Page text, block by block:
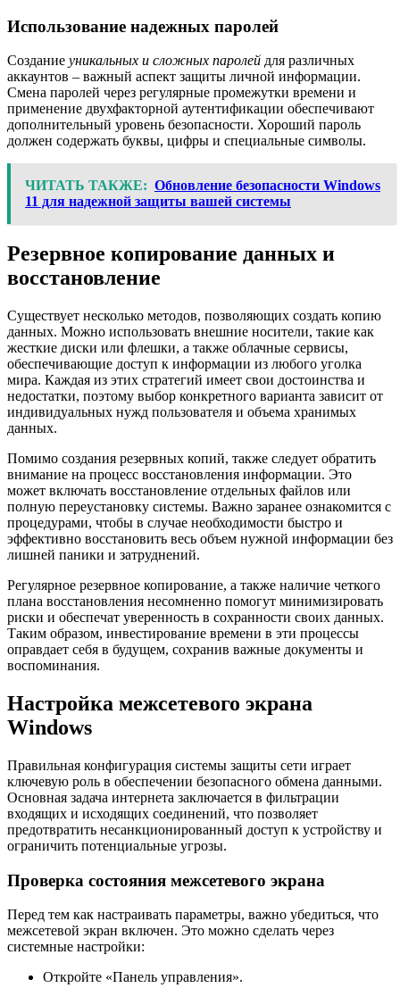
Использование надежных паролей
Создание уникальных и сложных паролей для различных
аккаунтов – важный аспект защиты личной информации.
Смена паролей через регулярные промежутки времени и
применение двухфакторной аутентификации обеспечивают
дополнительный уровень безопасности. Хороший пароль
должен содержать буквы, цифры и специальные символы.
ЧИТАТЬ ТАКЖЕ: Обновление безопасности Windows
11 для надежной защиты вашей системы
Резервное копирование данных и
восстановление
Существует несколько методов, позволяющих создать копию
данных. Можно использовать внешние носители, такие как
жесткие диски или флешки, а также облачные сервисы,
обеспечивающие доступ к информации из любого уголка
мира. Каждая из этих стратегий имеет свои достоинства и
недостатки, поэтому выбор конкретного варианта зависит от
индивидуальных нужд пользователя и объема хранимых
данных.
Помимо создания резервных копий, также следует обратить
внимание на процесс восстановления информации. Это
может включать восстановление отдельных файлов или
полную переустановку системы. Важно заранее ознакомится с
процедурами, чтобы в случае необходимости быстро и
эффективно восстановить весь объем нужной информации без
лишней паники и затруднений.
Регулярное резервное копирование, а также наличие четкого
плана восстановления несомненно помогут минимизировать
риски и обеспечат уверенность в сохранности своих данных.
Таким образом, инвестирование времени в эти процессы
оправдает себя в будущем, сохранив важные документы и
воспоминания.
Настройка межсетевого экрана
Windows
Правильная конфигурация системы защиты сети играет
ключевую роль в обеспечении безопасного обмена данными.
Основная задача интернета заключается в фильтрации
входящих и исходящих соединений, что позволяет
предотвратить несанкционированный доступ к устройству и
ограничить потенциальные угрозы.
Проверка состояния межсетевого экрана
Перед тем как настраивать параметры, важно убедиться, что
межсетевой экран включен. Это можно сделать через
системные настройки:
Откройте «Панель управления».